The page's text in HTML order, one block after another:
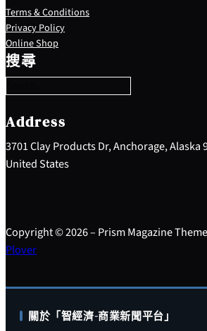
Terms & Conditions
Privacy Policy
Online Shop
搜尋
S
e
a
c
h
Address
3701 Clay Products Dr, Anchorage, Alaska
United States
Copyright © 2026 – Prism Magazine
Plover
關於「智經濟-商業新聞平台」